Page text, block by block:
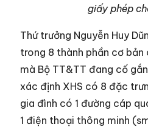
giấy phép
Thứ trưởng Nguyễn Huy
trong 8 thành phần cơ bản
mà Bộ TT&TT đang cố
xác định XHS có 8 đặc
gia đình có 1 đường cáp
1 điện thoại thông minh